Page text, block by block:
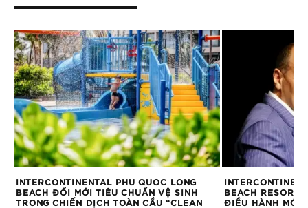
INTERCONTINENTAL PHU QUOC LONG
BEACH ĐỔI MỚI TIÊU CHUẨN VỆ SINH
TRONG CHIẾN DỊCH TOÀN CẦU “CLEAN
BEACH RESORT
ĐIỀU HÀNH MỚI